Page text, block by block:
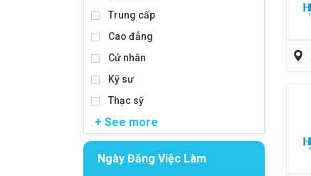
Trung cấp
Cao đẳng
Cử nhân
Kỹ sư
Thạc sỹ
+ See more
Ngày Đăng Việc Làm